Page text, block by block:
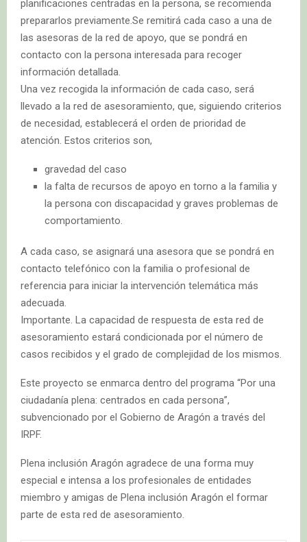
planificaciones centradas en la persona, se recomienda
prepararlos previamente.Se remitirá cada caso a una de
las asesoras de la red de apoyo, que se pondrá en
contacto con la persona interesada para recoger
información detallada.
Una vez recogida la información de cada caso, será
llevado a la red de asesoramiento, que, siguiendo criterios
de necesidad, establecerá el orden de prioridad de
atención. Estos criterios son,
g​ravedad del caso
la falta de recursos de apoyo en torno a la familia y
la persona con discapacidad y graves problemas de
comportamiento.
A cada caso, se asignará una asesora que se pondrá en
contacto telefónico con la familia o profesional de
referencia para iniciar la intervención telemática más
adecuada.
Importante. La capacidad de respuesta de esta red de
asesoramiento estará condicionada por el número de
casos recibidos y el grado de complejidad de los mismos.
Este proyecto se enmarca dentro del programa “Por una
ciudadanía plena: centrados en cada persona”,
subvencionado por el Gobierno de Aragón a través del
IRPF.
Plena inclusión Aragón agradece de una forma muy
especial e intensa a los profesionales de entidades
miembro y amigas de Plena inclusión Aragón el formar
parte de esta red de asesoramiento.